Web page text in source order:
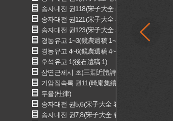
송자대전 권118(宋子大全 卷118)
송자대전 권121(宋子大全 卷121)
송자대전 권123(宋子大全 卷123)
경농유고 1~3(鏡農遺稿 1~3)
경농유고 4~6(鏡農遺稿 4~6)
후석유고 1(後石遺稿 1)
삼연근체시 초(三淵近體詩 抄)
기암집속록 권11(畸庵集續錄 卷11)
두율(杜律)
송자대전 권5,6(宋子大全 卷5,6)
송자대전 권7,8(宋子大全 卷7,8)